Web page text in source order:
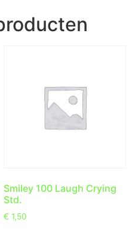
Smiley 100 Laugh Crying
Std.
€ 1,50